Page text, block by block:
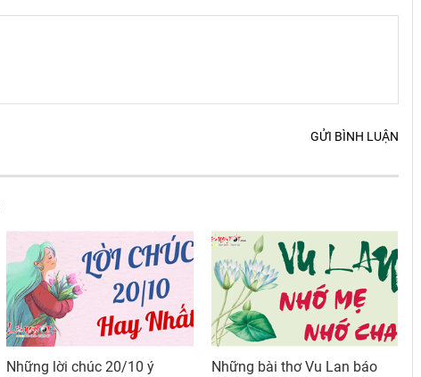
GỬI BÌNH LUẬN
Những lời chúc 20/10 ý
Những bài thơ Vu Lan báo